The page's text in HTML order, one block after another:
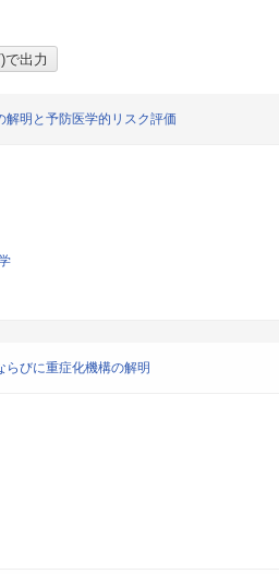
解明と予防医学的リスク評価
らびに重症化機構の解明